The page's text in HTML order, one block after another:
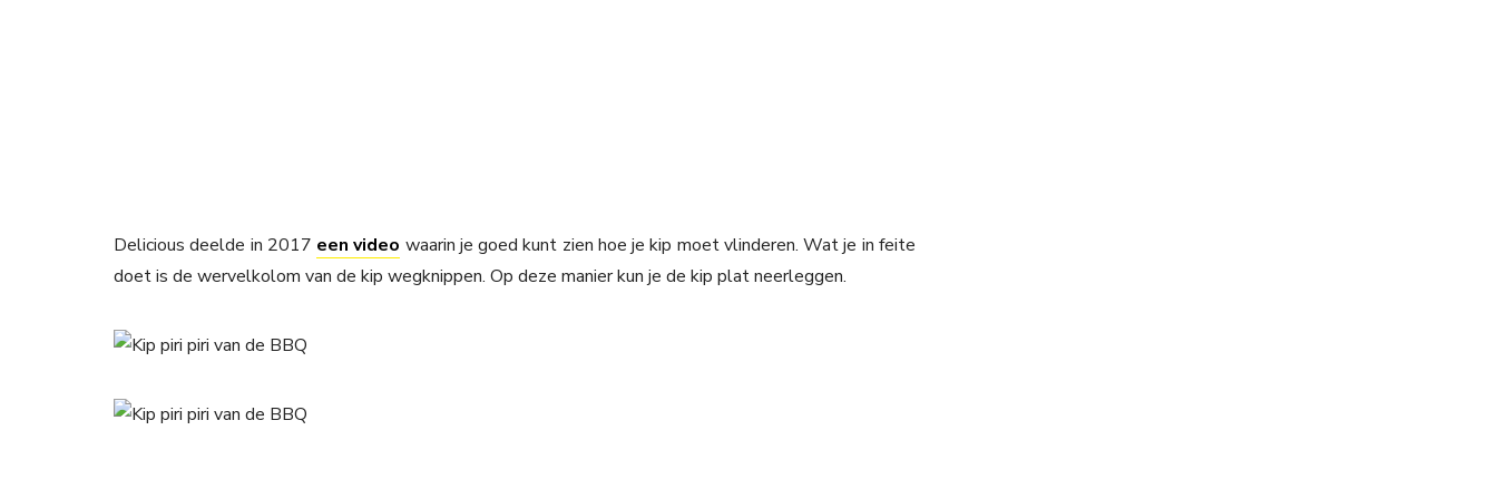
Delicious deelde in 2017 een video waarin je goed kunt zien hoe je kip moet vlinderen. Wat je in feite
doet is de wervelkolom van de kip wegknippen. Op deze manier kun je de kip plat neerleggen.